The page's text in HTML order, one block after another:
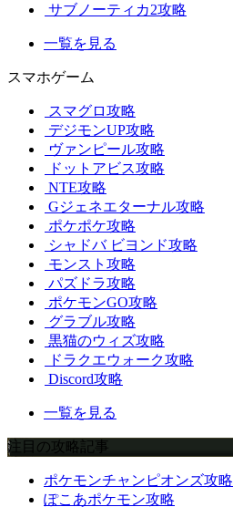
サブノーティカ2攻略
一覧を見る
スマホゲーム
スマグロ攻略
デジモンUP攻略
ヴァンピール攻略
ドットアビス攻略
NTE攻略
Gジェネエターナル攻略
ポケポケ攻略
シャドバ ビヨンド攻略
モンスト攻略
パズドラ攻略
ポケモンGO攻略
グラブル攻略
黒猫のウィズ攻略
ドラクエウォーク攻略
Discord攻略
一覧を見る
注目の攻略記事
ポケモンチャンピオンズ攻略
ぽこあポケモン攻略